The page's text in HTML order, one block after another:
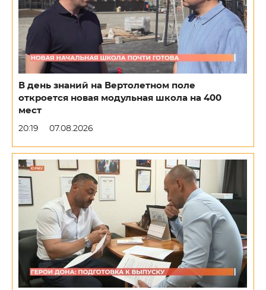
В день знаний на Вертолетном поле
откроется новая модульная школа на 400
мест
20:19 07.08.2026